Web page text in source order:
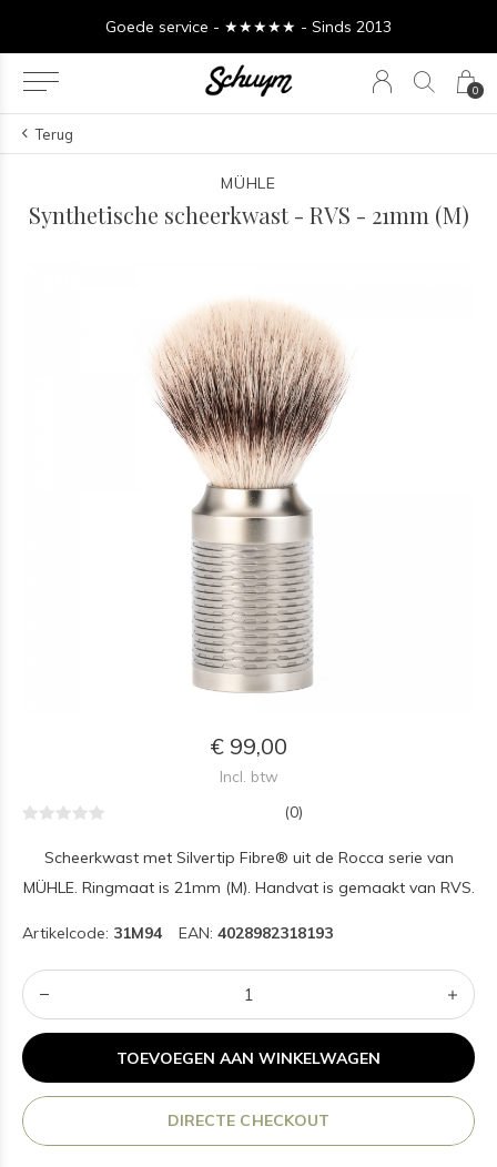
0
Goede service - ★★★★★ - Sinds 2013
Terug
MÜHLE
Synthetische scheerkwast - RVS - 21mm (M)
€ 99,00
Incl. btw
(0)
Scheerkwast met Silvertip Fibre® uit de Rocca serie van
MÜHLE. Ringmaat is 21mm (M). Handvat is gemaakt van RVS.
Artikelcode: 31M94 EAN: 4028982318193
TOEVOEGEN AAN WINKELWAGEN
DIRECTE CHECKOUT